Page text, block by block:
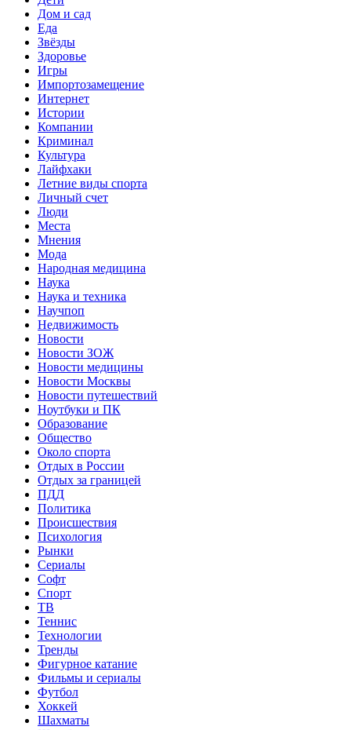
Дом и сад
Еда
Звёзды
Здоровье
Игры
Импортозамещение
Интернет
Истории
Компании
Криминал
Культура
Лайфхаки
Летние виды спорта
Личный счет
Люди
Места
Мнения
Мода
Народная медицина
Наука
Наука и техника
Научпоп
Недвижимость
Новости
Новости ЗОЖ
Новости медицины
Новости Москвы
Новости путешествий
Ноутбуки и ПК
Образование
Общество
Около спорта
Отдых в России
Отдых за границей
ПДД
Политика
Происшествия
Психология
Рынки
Сериалы
Софт
Спорт
ТВ
Теннис
Технологии
Тренды
Фигурное катание
Фильмы и сериалы
Футбол
Хоккей
Шахматы